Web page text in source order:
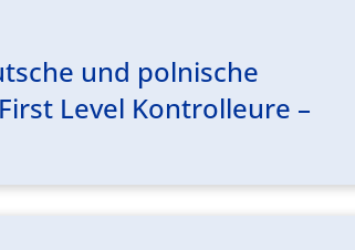
und polnische
Level Kontrolleure –